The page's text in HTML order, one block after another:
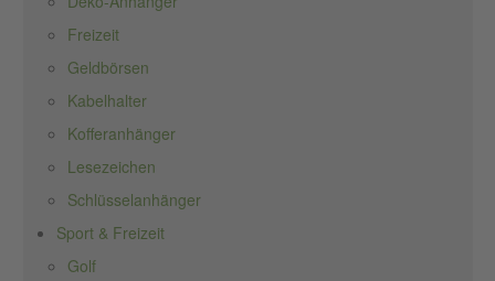
Freizeit
Geldbörsen
Kabelhalter
Kofferanhänger
Lesezeichen
Schlüsselanhänger
Sport & Freizeit
Golf